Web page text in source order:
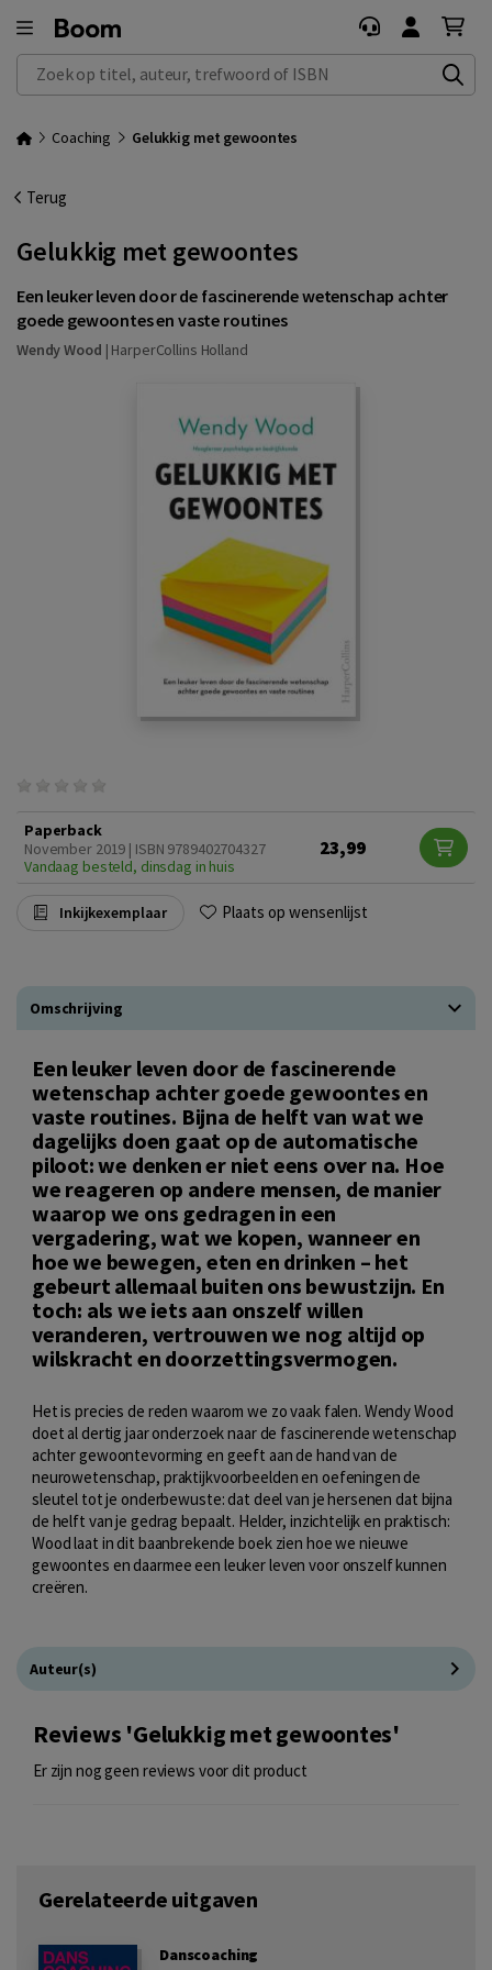
Zoek op titel, auteur, trefwoord of ISBN
Coaching Gelukkig met gewoontes
Terug
Gelukkig met gewoontes
Een leuker leven door de fascinerende wetenschap achter
goede gewoontes en vaste routines
Wendy Wood | HarperCollins Holland
Paperback
November 2019 | ISBN 9789402704327
Vandaag besteld, dinsdag in huis
23,99
Inkijkexemplaar Plaats op wensenlijst
Omschrijving
Een leuker leven door de fascinerende
wetenschap achter goede gewoontes en
vaste routines. Bijna de helft van wat we
dagelijks doen gaat op de automatische
piloot: we denken er niet eens over na. Hoe
we reageren op andere mensen, de manier
waarop we ons gedragen in een
vergadering, wat we kopen, wanneer en
hoe we bewegen, eten en drinken – het
gebeurt allemaal buiten ons bewustzijn. En
toch: als we iets aan onszelf willen
veranderen, vertrouwen we nog altijd op
wilskracht en doorzettingsvermogen.
Het is precies de reden waarom we zo vaak falen. Wendy Wood
doet al dertig jaar onderzoek naar de fascinerende wetenschap
achter gewoontevorming en geeft aan de hand van de
neurowetenschap, praktijkvoorbeelden en oefeningen de
sleutel tot je onderbewuste: dat deel van je hersenen dat bijna
de helft van je gedrag bepaalt. Helder, inzichtelijk en praktisch:
Wood laat in dit baanbrekende boek zien hoe we nieuwe
gewoontes en daarmee een leuker leven voor onszelf kunnen
creëren.
Auteur(s)
Reviews 'Gelukkig met gewoontes'
Er zijn nog geen reviews voor dit product
Gerelateerde uitgaven
Danscoaching